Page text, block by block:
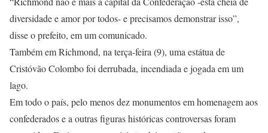
diversidade e amor por todos- e precisamos demonstrar isso”,
disse o prefeito, em um comunicado.
Também em Richmond, na terça-feira (9), uma estátua de
Cristóvão Colombo foi derrubada, incendiada e jogada em um
lago.
Em todo o país, pelo menos dez monumentos em homenagem aos
confederados e a outras figuras históricas controversas foram